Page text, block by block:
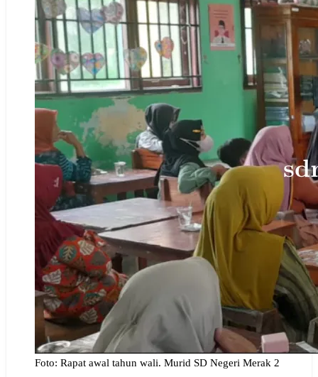
Foto: Rapat awal tahun wali. Murid SD Negeri Merak 2